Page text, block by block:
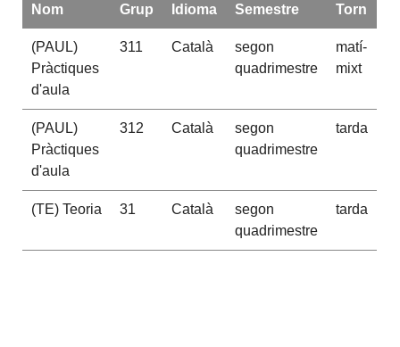
Nom Grup Idioma Semestre Torn
(PAUL)
Pràctiques
d'aula
311 Català
segon
quadrimestre
matí-
mixt
(PAUL)
Pràctiques
d'aula
312 Català
segon
quadrimestre
tarda
(TE) Teoria 31 Català
segon
quadrimestre
tarda